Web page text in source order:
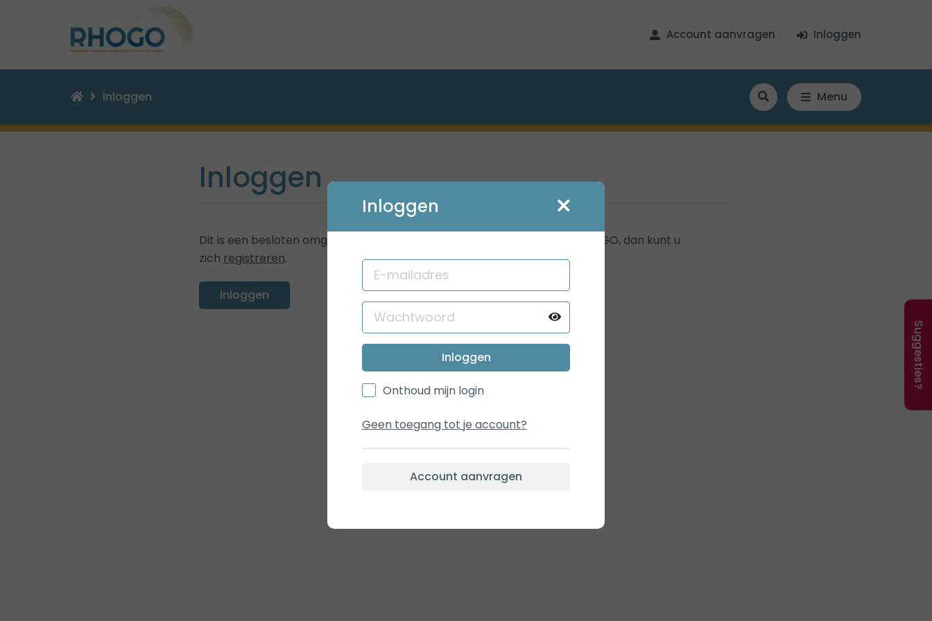
Account aanvragen Inloggen
Inloggen Menu
Inloggen
Dit is een besloten omgeving. Bent u als zorgverlener verbonden aan RHOGO, dan kunt u
zich registreren.
Inloggen
Inloggen
Inloggen
Onthoud mijn login
Geen toegang tot je account?
Account aanvragen
Suggesties?